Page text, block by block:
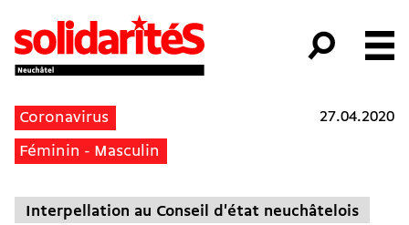
Coronavirus
Féminin - Masculin
27.04.2020
Interpellation au Conseil d'état neuchâtelois